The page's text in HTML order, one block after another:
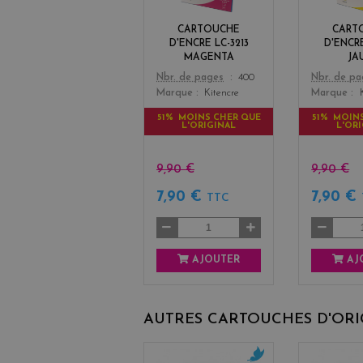
CARTOUCHE
D'ENCRE LC-3213
MAGENTA
Color
Nbr. de pages
400
Marque
Kitencre
51% MOINS CHER QUE
L'ORIGINAL
9,90 €
7,90 € TTC
AJOUTER
Color
Nbr. de
Marque
51%
9,90 €
7,90 €
AUTRES CARTOUCHES